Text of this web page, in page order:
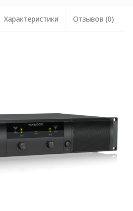
Характеристики Отзывов (0)